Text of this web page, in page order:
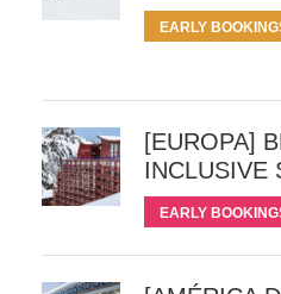
EARLY
[EUROPA]
INCLUSIVE
EARLY